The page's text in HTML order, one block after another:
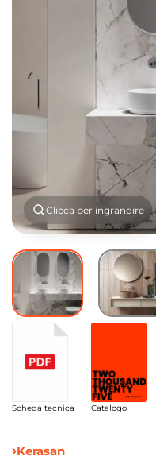
Clicca per ingrandire
Scheda tecnica Catalogo
Kerasan